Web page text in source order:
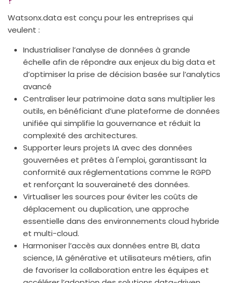
Watsonx.data est conçu pour les entreprises qui
veulent :
Industrialiser l’analyse de données à grande
échelle afin de répondre aux enjeux du big data et
d’optimiser la prise de décision basée sur l’analytics
avancé
Centraliser leur patrimoine data sans multiplier les
outils, en bénéficiant d’une plateforme de données
unifiée qui simplifie la gouvernance et réduit la
complexité des architectures.
Supporter leurs projets IA avec des données
gouvernées et prêtes à l'emploi, garantissant la
conformité aux réglementations comme le RGPD
et renforçant la souveraineté des données.
Virtualiser les sources pour éviter les coûts de
déplacement ou duplication, une approche
essentielle dans des environnements cloud hybride
et multi-cloud.
Harmoniser l’accès aux données entre BI, data
science, IA générative et utilisateurs métiers, afin
de favoriser la collaboration entre les équipes et